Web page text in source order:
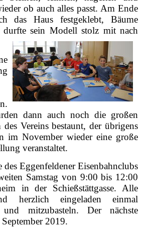
ob auch alles passt. Am Ende
das Haus festgeklebt, Bäume
durfte sein Modell stolz mit nach
dann auch noch die großen
des Vereins bestaunt, der übrigens
im November wieder eine große
veranstaltet.
des Eggenfeldener Eisenbahnclubs
Samstag von 9:00 bis 12:00
in der Schießstättgasse. Alle
herzlich eingeladen einmal
und mitzubasteln. Der nächste
2019.